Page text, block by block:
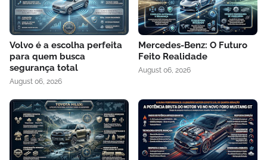
Volvo é a escolha perfeita
para quem busca
segurança total
August 06, 2026
Mercedes-Benz: O Futuro
Feito Realidade
August 06, 2026